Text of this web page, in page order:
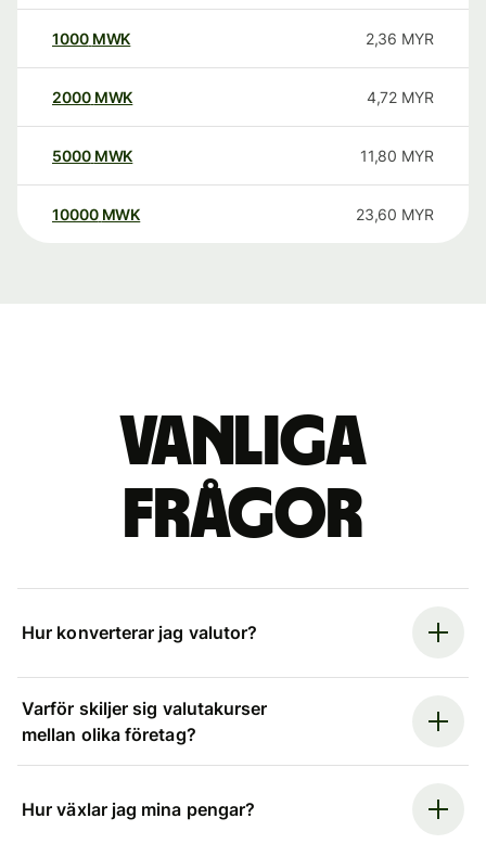
1000 MWK 2,36 MYR
2000 MWK 4,72 MYR
5000 MWK 11,80 MYR
10000 MWK 23,60 MYR
Vanliga
frågor
Hur konverterar jag valutor?
Varför skiljer sig valutakurser
mellan olika företag?
Hur växlar jag mina pengar?